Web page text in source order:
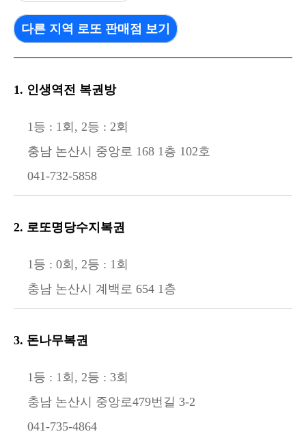
다른 지역 로또 판매점 보기
1. 인생역전 복권방
1등 : 1회, 2등 : 2회
충남 논산시 중앙로 168 1층 102호
041-732-5858
2. 로또명당수지복권
1등 : 0회, 2등 : 1회
충남 논산시 계백로 654 1층
3. 돈나무복권
1등 : 1회, 2등 : 3회
충남 논산시 중앙로479번길 3-2
041-735-4864